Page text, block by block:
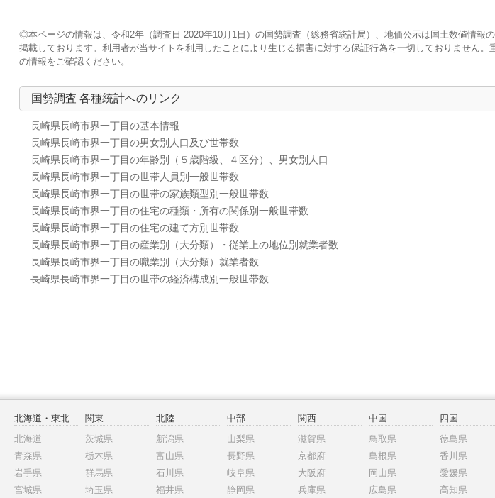
◎本ページの情報は、令和2年（調査日 2020年10月1日）の国勢調査（総務省統計局）、地価公示は国土数値情報
掲載しております。利用者が当サイトを利用したことにより生じる損害に対する保証行為を一切しておりません
の情報をご確認ください。
国勢調査 各種統計へのリンク
長崎県長崎市界一丁目の基本情報
長崎県長崎市界一丁目の男女別人口及び世帯数
長崎県長崎市界一丁目の年齢別（５歳階級、４区分）、男女別人口
長崎県長崎市界一丁目の世帯人員別一般世帯数
長崎県長崎市界一丁目の世帯の家族類型別一般世帯数
長崎県長崎市界一丁目の住宅の種類・所有の関係別一般世帯数
長崎県長崎市界一丁目の住宅の建て方別世帯数
長崎県長崎市界一丁目の産業別（大分類）・従業上の地位別就業者数
長崎県長崎市界一丁目の職業別（大分類）就業者数
長崎県長崎市界一丁目の世帯の経済構成別一般世帯数
北海道・東北
北海道
青森県
岩手県
宮城県
関東
茨城県
栃木県
群馬県
埼玉県
北陸
新潟県
富山県
石川県
福井県
中部
山梨県
長野県
岐阜県
静岡県
関西
滋賀県
京都府
大阪府
兵庫県
中国
鳥取県
島根県
岡山県
広島県
四国
徳島県
香川県
愛媛県
高知県